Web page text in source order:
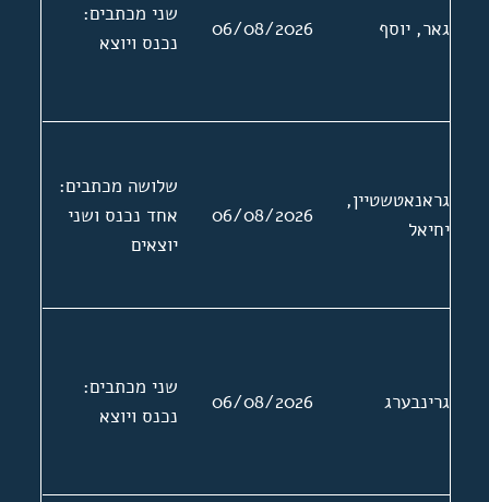
גאר, יוסף 06/08/2026
שני מכתבים:
נכנס ויוצא
גראנאטשטיין,
יחיאל
06/08/2026
שלושה מכתבים:
אחד נכנס ושני
יוצאים
גרינבערג 06/08/2026
שני מכתבים:
נכנס ויוצא